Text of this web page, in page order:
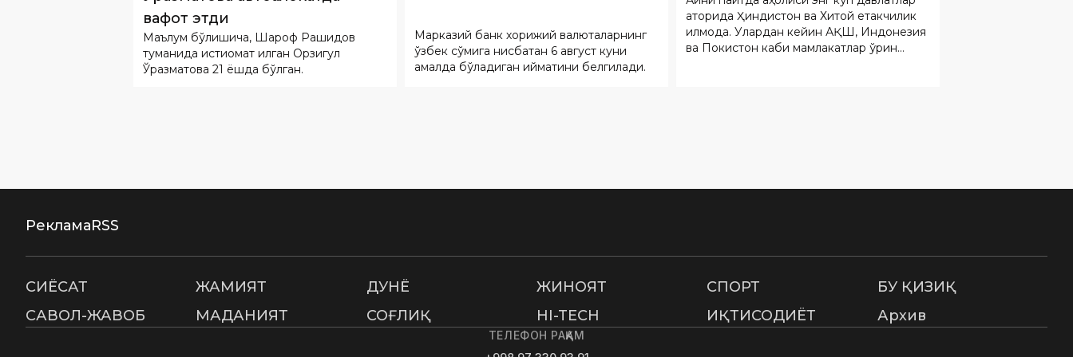
Ўразматова 21 ёшда бўлган.
олган.
РекламаRSS
СИËСАТ ЖАМИЯТ ДУНË ЖИНОЯТ СПОРТ
БУ ҚИЗИҚ
САВОЛ-ЖАВОБ
МАДАНИЯТ СОҒЛИҚ HI-TECH ИҚТИСОДИЁТ Архив
ТЕЛЕФОН РАҚАМ